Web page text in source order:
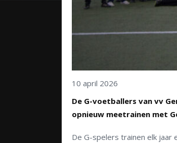
10 april 2026
De G-voetballers van vv
opnieuw meetrainen met
De G-spelers trainen elk